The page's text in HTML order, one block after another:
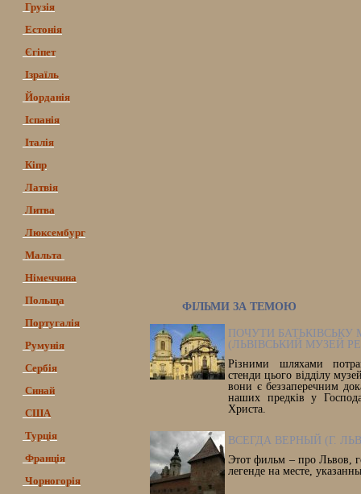
Грузія
Естонія
Єгіпет
Ізраїль
Йорданія
Іспанія
Італія
Кіпр
Латвія
Литва
Люксембург
Мальта
Німеччина
Польща
Португалія
Румунія
Сербія
Синай
США
Турція
Франція
Чорногорія
ФІЛЬМИ ЗА ТЕМОЮ
ПОЧУТИ БАТЬКІВСЬКУ
(ЛЬВІВСЬКИЙ МУЗЕЙ
Різними шляхами
стенди цього відділу
вони є беззаперечним
наших предків у
Христа.
ВСЕГДА ВЕРНЫЙ (Г.
Этот фильм – про Львов,
легенде на месте,